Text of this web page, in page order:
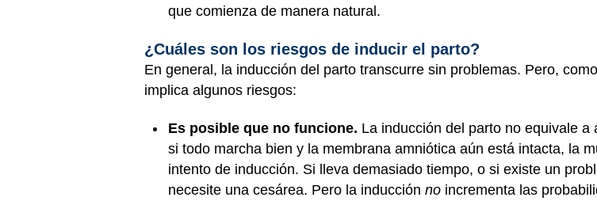
que comienza de manera natural.
¿Cuáles son los riesgos de inducir el parto?
En general, la inducción del parto transcurre sin problemas. Pero,
implica algunos riesgos:
Es posible que no funcione. La inducción del parto no equivale
si todo marcha bien y la membrana amniótica aún está intacta, la
intento de inducción. Si lleva demasiado tiempo, o si existe un
necesite una cesárea. Pero la inducción no incrementa las